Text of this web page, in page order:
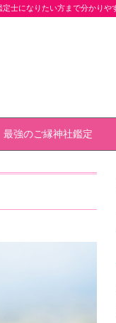
士になりたい方まで分かりや
最強のご縁神社鑑定